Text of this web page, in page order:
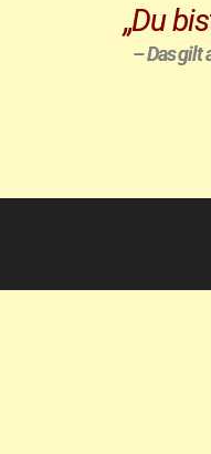
„Du
– Das gilt